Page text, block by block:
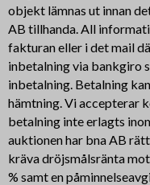
objekt lämnas ut innan
AB tillhanda. All
fakturan eller i det mail
inbetalning via bankgiro
inbetalning. Betalning
hämtning. Vi accepterar
betalning inte erlagts
auktionen har bna AB
kräva dröjsmålsränta
% samt en